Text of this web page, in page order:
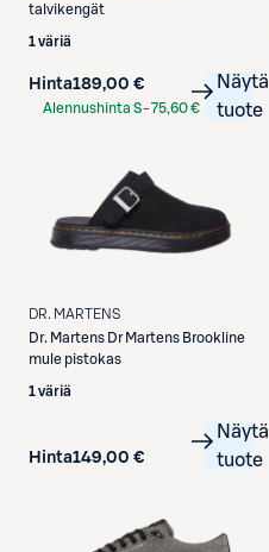
talvikengät
1 väriä
Hinta189,00 €
Alennushinta S-75,60 €
Näytä
tuote
DR. MARTENS
Dr. Martens Dr Martens Brookline
mule pistokas
1 väriä
Hinta149,00 €
Näytä
tuote